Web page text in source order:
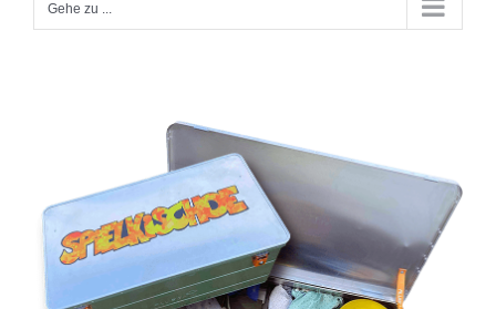
Gehe zu ...